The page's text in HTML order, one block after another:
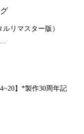
リマスター版）
】*製作30周年記